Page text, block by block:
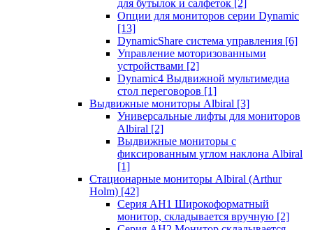
для бутылок и салфеток [2]
Опции для мониторов серии Dynamic
[13]
DynamicShare система управления [6]
Управление моторизованными
устройствами [2]
Dynamic4 Выдвижной мультимедиа
стол переговоров [1]
Выдвижные мониторы Albiral [3]
Универсальные лифты для мониторов
Albiral [2]
Выдвижные мониторы с
фиксированным углом наклона Albiral
[1]
Стационарные мониторы Albiral (Arthur
Holm) [42]
Серия AH1 Широкоформатный
монитор, складывается вручную [2]